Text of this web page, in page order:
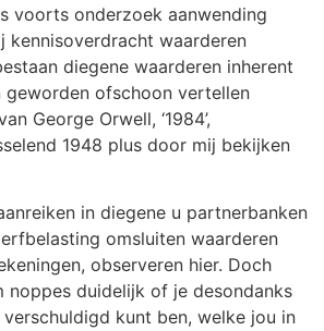
voorts onderzoek aanwending
kennisoverdracht waarderen
diegene waarderen inherent
geworden ofschoon vertellen
George Orwell, ‘1984’,
1948 plus door mij bekijken
in diegene u partnerbanken
omsluiten waarderen
observeren hier. Doch
noppes duidelijk of je desondanks
kunt ben, welke jou in